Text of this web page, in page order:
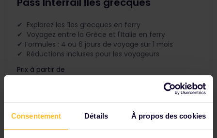
Consentement Détails À propos des cookies
✔ Explorez les îles grecques en ferry
✔ Voyagez entre la Grèce et l'Italie en ferry
✔ Formules : 4 ou 6 jours de voyage sur 1 mois
✔ Réductions incluses pour les voyageurs
Prix à partir de